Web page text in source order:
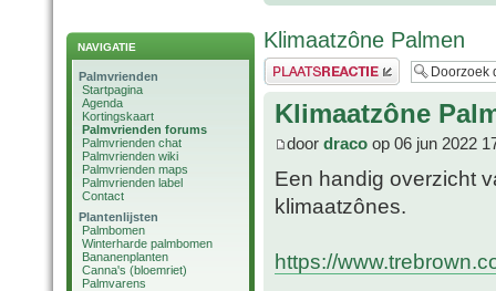
NAVIGATIE
Palmvrienden
Startpagina
Agenda
Kortingskaart
Palmvrienden forums
Palmvrienden chat
Palmvrienden wiki
Palmvrienden maps
Palmvrienden label
Contact
Plantenlijsten
Palmbomen
Winterharde palmbomen
Bananenplanten
Canna's (bloemriet)
Palmvarens
Klimaatzône Palmen
Plaats een reactie
Klimaatzône
door draco op 06 jun 2022
Een handig overzicht
klimaatzônes.
https://